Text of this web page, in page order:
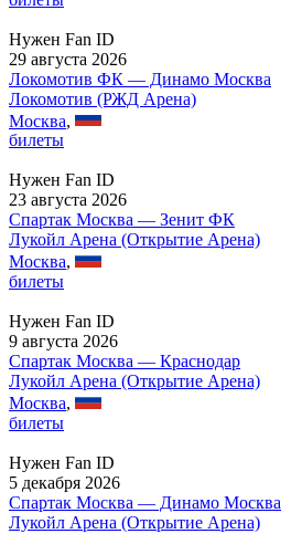
Нужен Fan ID
29 августа 2026
Локомотив ФК — Динамо Москва
Локомотив (РЖД Арена)
Москва,
билеты
Нужен Fan ID
23 августа 2026
Спартак Москва — Зенит ФК
Лукойл Арена (Открытие Арена)
Москва,
билеты
Нужен Fan ID
9 августа 2026
Спартак Москва — Краснодар
Лукойл Арена (Открытие Арена)
Москва,
билеты
Нужен Fan ID
5 декабря 2026
Спартак Москва — Динамо Москва
Лукойл Арена (Открытие Арена)